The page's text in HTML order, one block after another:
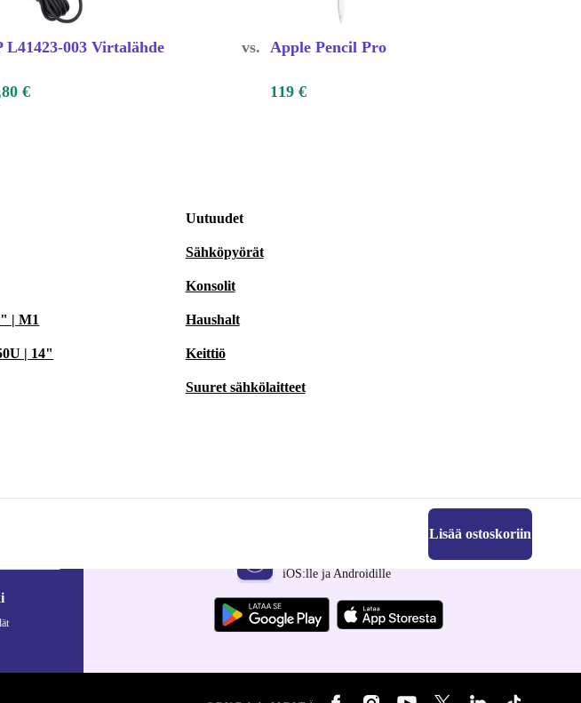
L41423-003 Virtalähde vs. Apple Pencil Pro
€ 119 €
| M1
| 14"
Uutuudet
Sähköpyörät
Konsolit
Haushalt
Keittiö
Suuret sähkölaitteet
Lisää ostoskoriin
iOS:lle ja Androidille